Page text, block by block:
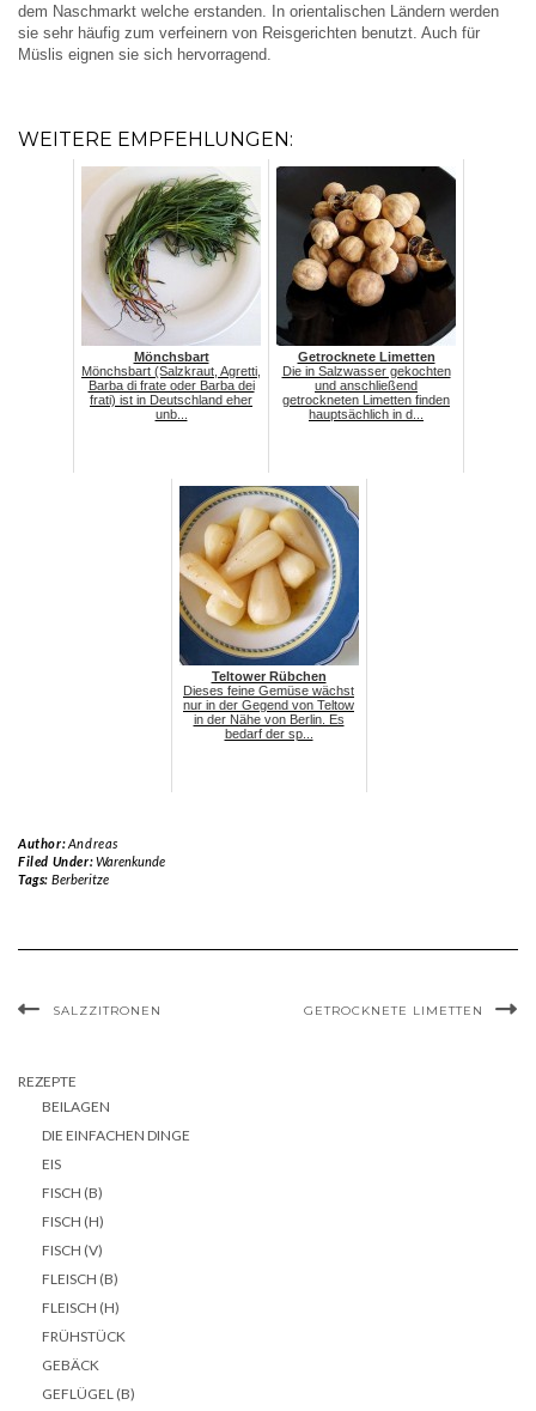
dem Naschmarkt welche erstanden. In orientalischen Ländern werden
sie sehr häufig zum verfeinern von Reisgerichten benutzt. Auch für
Müslis eignen sie sich hervorragend.
WEITERE EMPFEHLUNGEN:
Mönchsbart
Mönchsbart (Salzkraut, Agretti,
Barba di frate oder Barba dei
frati) ist in Deutschland eher
unb...
Getrocknete Limetten
Die in Salzwasser gekochten
und anschließend
getrockneten Limetten finden
hauptsächlich in d...
Teltower Rübchen
Dieses feine Gemüse wächst
nur in der Gegend von Teltow
in der Nähe von Berlin. Es
bedarf der sp...
Author:Andreas
Filed Under:Warenkunde
Tags: Berberitze
SALZZITRONEN GETROCKNETE LIMETTEN
REZEPTE
BEILAGEN
DIE EINFACHEN DINGE
EIS
FISCH (B)
FISCH (H)
FISCH (V)
FLEISCH (B)
FLEISCH (H)
FRÜHSTÜCK
GEBÄCK
GEFLÜGEL (B)